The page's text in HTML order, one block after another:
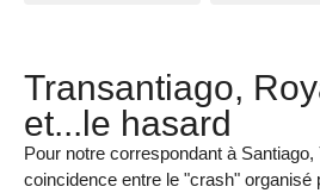
Transantiago,
et...le hasard
Pour notre correspondant à Santiago,
coincidence entre le "crash" organisé